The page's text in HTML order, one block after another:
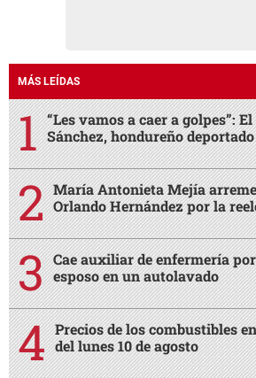
MÁS LEÍDAS
“Les vamos a caer a golpes”:
Sánchez, hondureño
María Antonieta Mejía
Orlando Hernández por la
Cae auxiliar de enfermería
esposo en un autolavado
Precios de los combustibles
del lunes 10 de agosto